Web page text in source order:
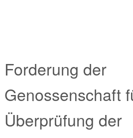
Forderung der
Genossenschaft
Überprüfung der